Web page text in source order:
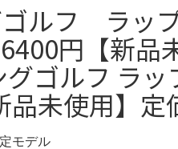
ゴルフ ラッ
円【新品
ゴルフ ラッ
品未使用】定
モデル